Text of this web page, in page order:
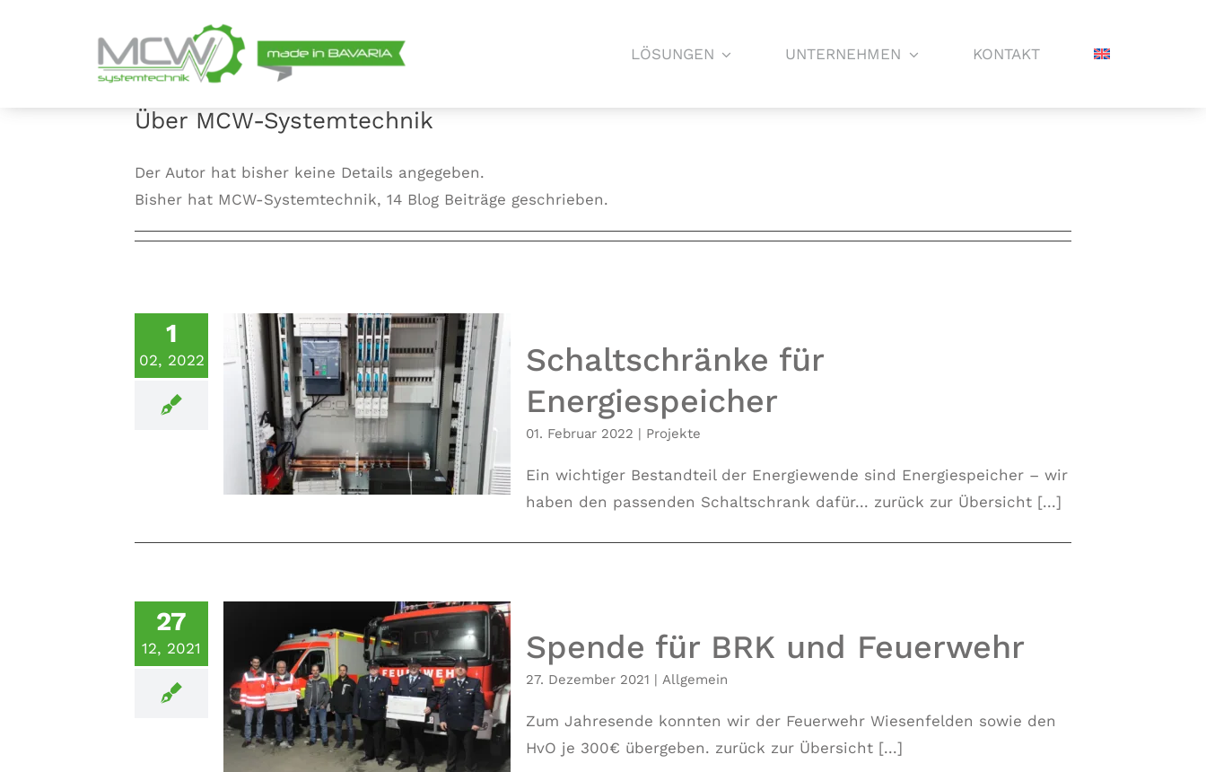
LÖSUNGEN UNTERNEHMEN KONTAKT
Über MCW-Systemtechnik
Der Autor hat bisher keine Details angegeben.
Bisher hat MCW-Systemtechnik, 14 Blog Beiträge geschrieben.
1
02, 2022
Schaltschränke für
Energiespeicher
Schaltschränke für
Energiespeicher
01. Februar 2022 | Projekte
Ein wichtiger Bestandteil der Energiewende sind Energiespeicher – wir
haben den passenden Schaltschrank dafür... zurück zur Übersicht [...]
27
12, 2021
Spende für BRK und Feuerwehr
Spende für BRK und Feuerwehr
27. Dezember 2021 | Allgemein
Zum Jahresende konnten wir der Feuerwehr Wiesenfelden sowie den
HvO je 300€ übergeben. zurück zur Übersicht [...]